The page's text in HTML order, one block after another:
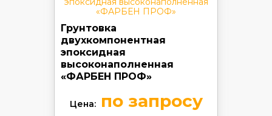
Грунтовка
двухкомпонентная
эпоксидная
высоконаполненная
«ФАРБЕН ПРОФ»
Цена:по запросу